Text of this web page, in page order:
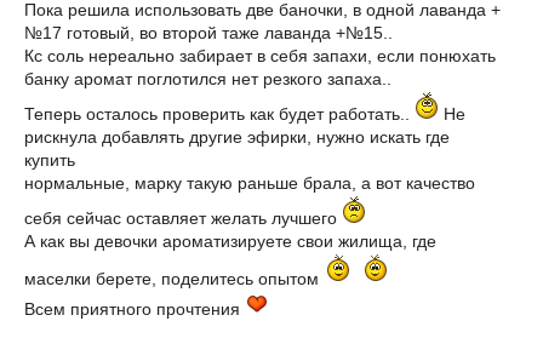
Пока решила использовать две баночки, в одной лаванда +
№17 готовый, во второй таже лаванда +№15..
Кс соль нереально забирает в себя запахи, если понюхать
банку аромат поглотился нет резкого запаха..
Теперь осталось проверить как будет работать..
Не
рискнула добавлять другие эфирки, нужно искать где
купить
нормальные, марку такую раньше брала, а вот качество
себя сейчас оставляет желать лучшего
А как вы девочки ароматизируете свои жилища, где
маселки берете, поделитесь опытом
Всем приятного прочтения